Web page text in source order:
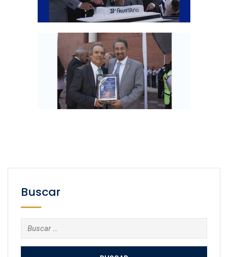
Buscar
Buscar: